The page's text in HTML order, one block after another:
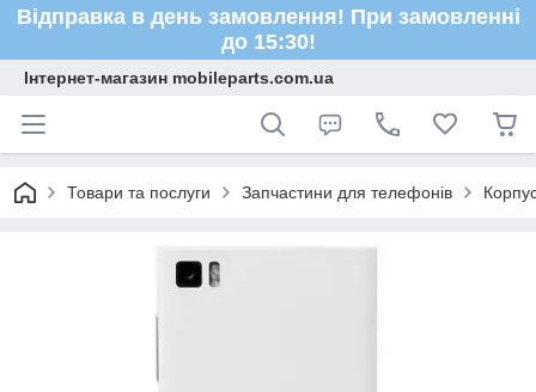
Відправка в день замовлення! При замовленні
до 15:30!
Інтернет-магазин mobileparts.com.ua
Товари та послуги Запчастини для телефонів